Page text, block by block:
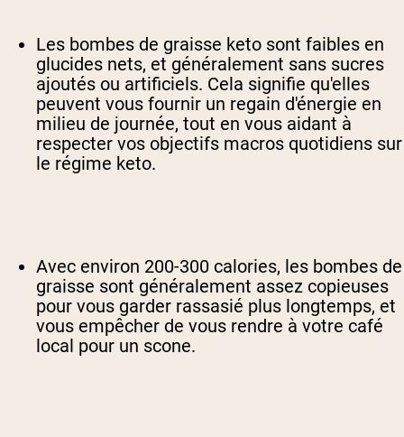
Les bombes de graisse keto sont faibles en
glucides nets, et généralement sans sucres
ajoutés ou artificiels. Cela signifie qu'elles
peuvent vous fournir un regain d'énergie en
milieu de journée, tout en vous aidant à
respecter vos objectifs macros quotidiens sur
le régime keto.
Avec environ 200-300 calories, les bombes de
graisse sont généralement assez copieuses
pour vous garder rassasié plus longtemps, et
vous empêcher de vous rendre à votre café
local pour un scone.